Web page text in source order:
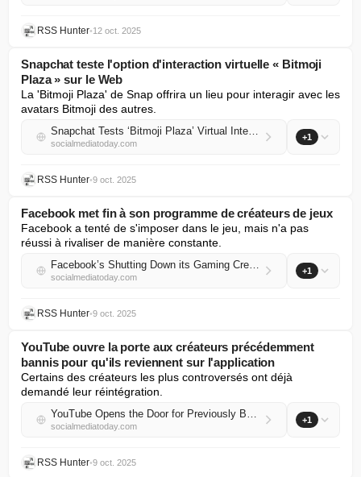
RSS Hunter•12 oct. 2025
Snapchat teste l'option d'interaction virtuelle « Bitmoji
Plaza » sur le Web
La 'Bitmoji Plaza' de Snap offrira un lieu pour interagir avec les
avatars Bitmoji des autres.
Snapchat Tests ‘Bitmoji Plaza’ Virtual Interaction Option on Web
socialmediatoday.com
+1
RSS Hunter•9 oct. 2025
Facebook met fin à son programme de créateurs de jeux
Facebook a tenté de s'imposer dans le jeu, mais n'a pas
réussi à rivaliser de manière constante.
Facebook’s Shutting Down its Gaming Creator Program
socialmediatoday.com
+1
RSS Hunter•9 oct. 2025
YouTube ouvre la porte aux créateurs précédemment
bannis pour qu'ils reviennent sur l'application
Certains des créateurs les plus controversés ont déjà
demandé leur réintégration.
YouTube Opens the Door for Previously Banned Creators to Return to the App
socialmediatoday.com
+1
RSS Hunter•9 oct. 2025